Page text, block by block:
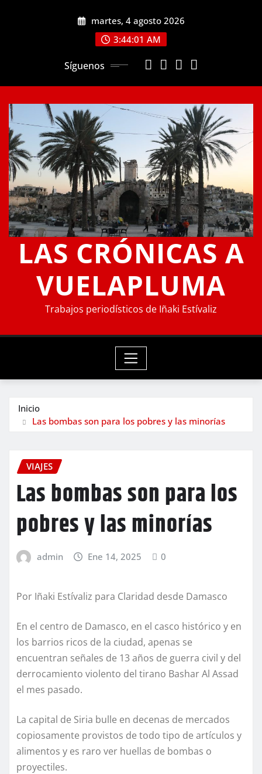
martes, 4 agosto 2026
3:44:01 AM
Síguenos
LAS CRÓNICAS A
VUELAPLUMA
Trabajos periodísticos de Iñaki Estívaliz
Inicio
Las bombas son para los pobres y las minorías
VIAJES
Las bombas son para los
pobres y las minorías
admin Ene 14, 2025 0
Por Iñaki Estívaliz para Claridad desde Damasco
En el centro de Damasco, en el casco histórico y en
los barrios ricos de la ciudad, apenas se
encuentran señales de 13 años de guerra civil y del
derrocamiento violento del tirano Bashar Al Assad
el mes pasado.
La capital de Siria bulle en decenas de mercados
copiosamente provistos de todo tipo de artículos y
alimentos y es raro ver huellas de bombas o
proyectiles.